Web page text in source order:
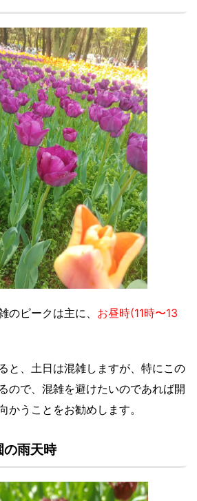
のピークは主に、 お昼時(11時〜13
と、土日は混雑しますが、特にこの
ので、混雑を避けたいのであれば開
かうことをお勧めします。
の雨天時